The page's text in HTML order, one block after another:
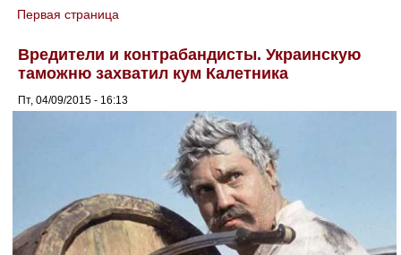
You are here
Первая страница
Вредители и контрабандисты. Украинскую
таможню захватил кум Калетника
Пт, 04/09/2015 - 16:13